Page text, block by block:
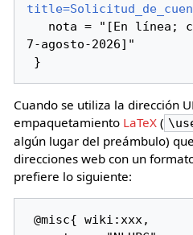
7-agosto-2026]"
Cuando se utiliza la dirección
empaquetamiento LaTeX(
algún lugar del preámbulo)
direcciones web con un
prefiere lo siguiente:
@misc{ wiki:xxx,